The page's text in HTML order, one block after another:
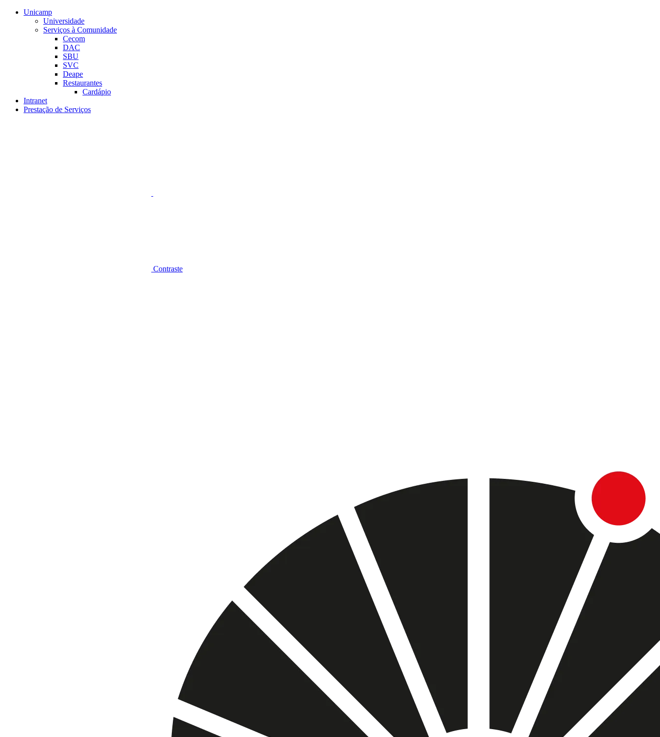
Conteúdo principal
Unicamp
Universidade
Serviços à Comunidade
Cecom
DAC
SBU
SVC
Deape
Restaurantes
Cardápio
Intranet
Prestação de Serviços
Contraste